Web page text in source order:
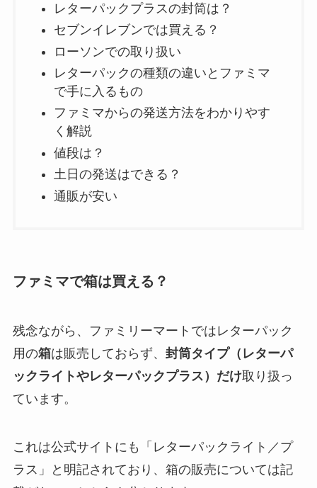
レターパックプラスの封筒は？
セブンイレブンでは買える？
ローソンでの取り扱い
レターパックの種類の違いとファミマ
で手に入るもの
ファミマからの発送方法をわかりやす
く解説
値段は？
土日の発送はできる？
通販が安い
ファミマで箱は買える？
残念ながら、ファミリーマートではレターパック
用の箱は販売しておらず、 封筒タイプ（レターパ
ックライトやレターパックプラス）だけ取り扱っ
ています。
これは公式サイトにも「レターパックライト／プ
ラス」と明記されており、箱の販売については記